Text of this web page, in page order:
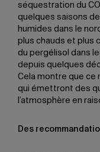
séquestration du CO
quelques saisons
humides dans le
plus chauds et plus
du pergélisol dans
depuis quelques
Cela montre que ce
qui émettront des
l’atmosphère en
Des